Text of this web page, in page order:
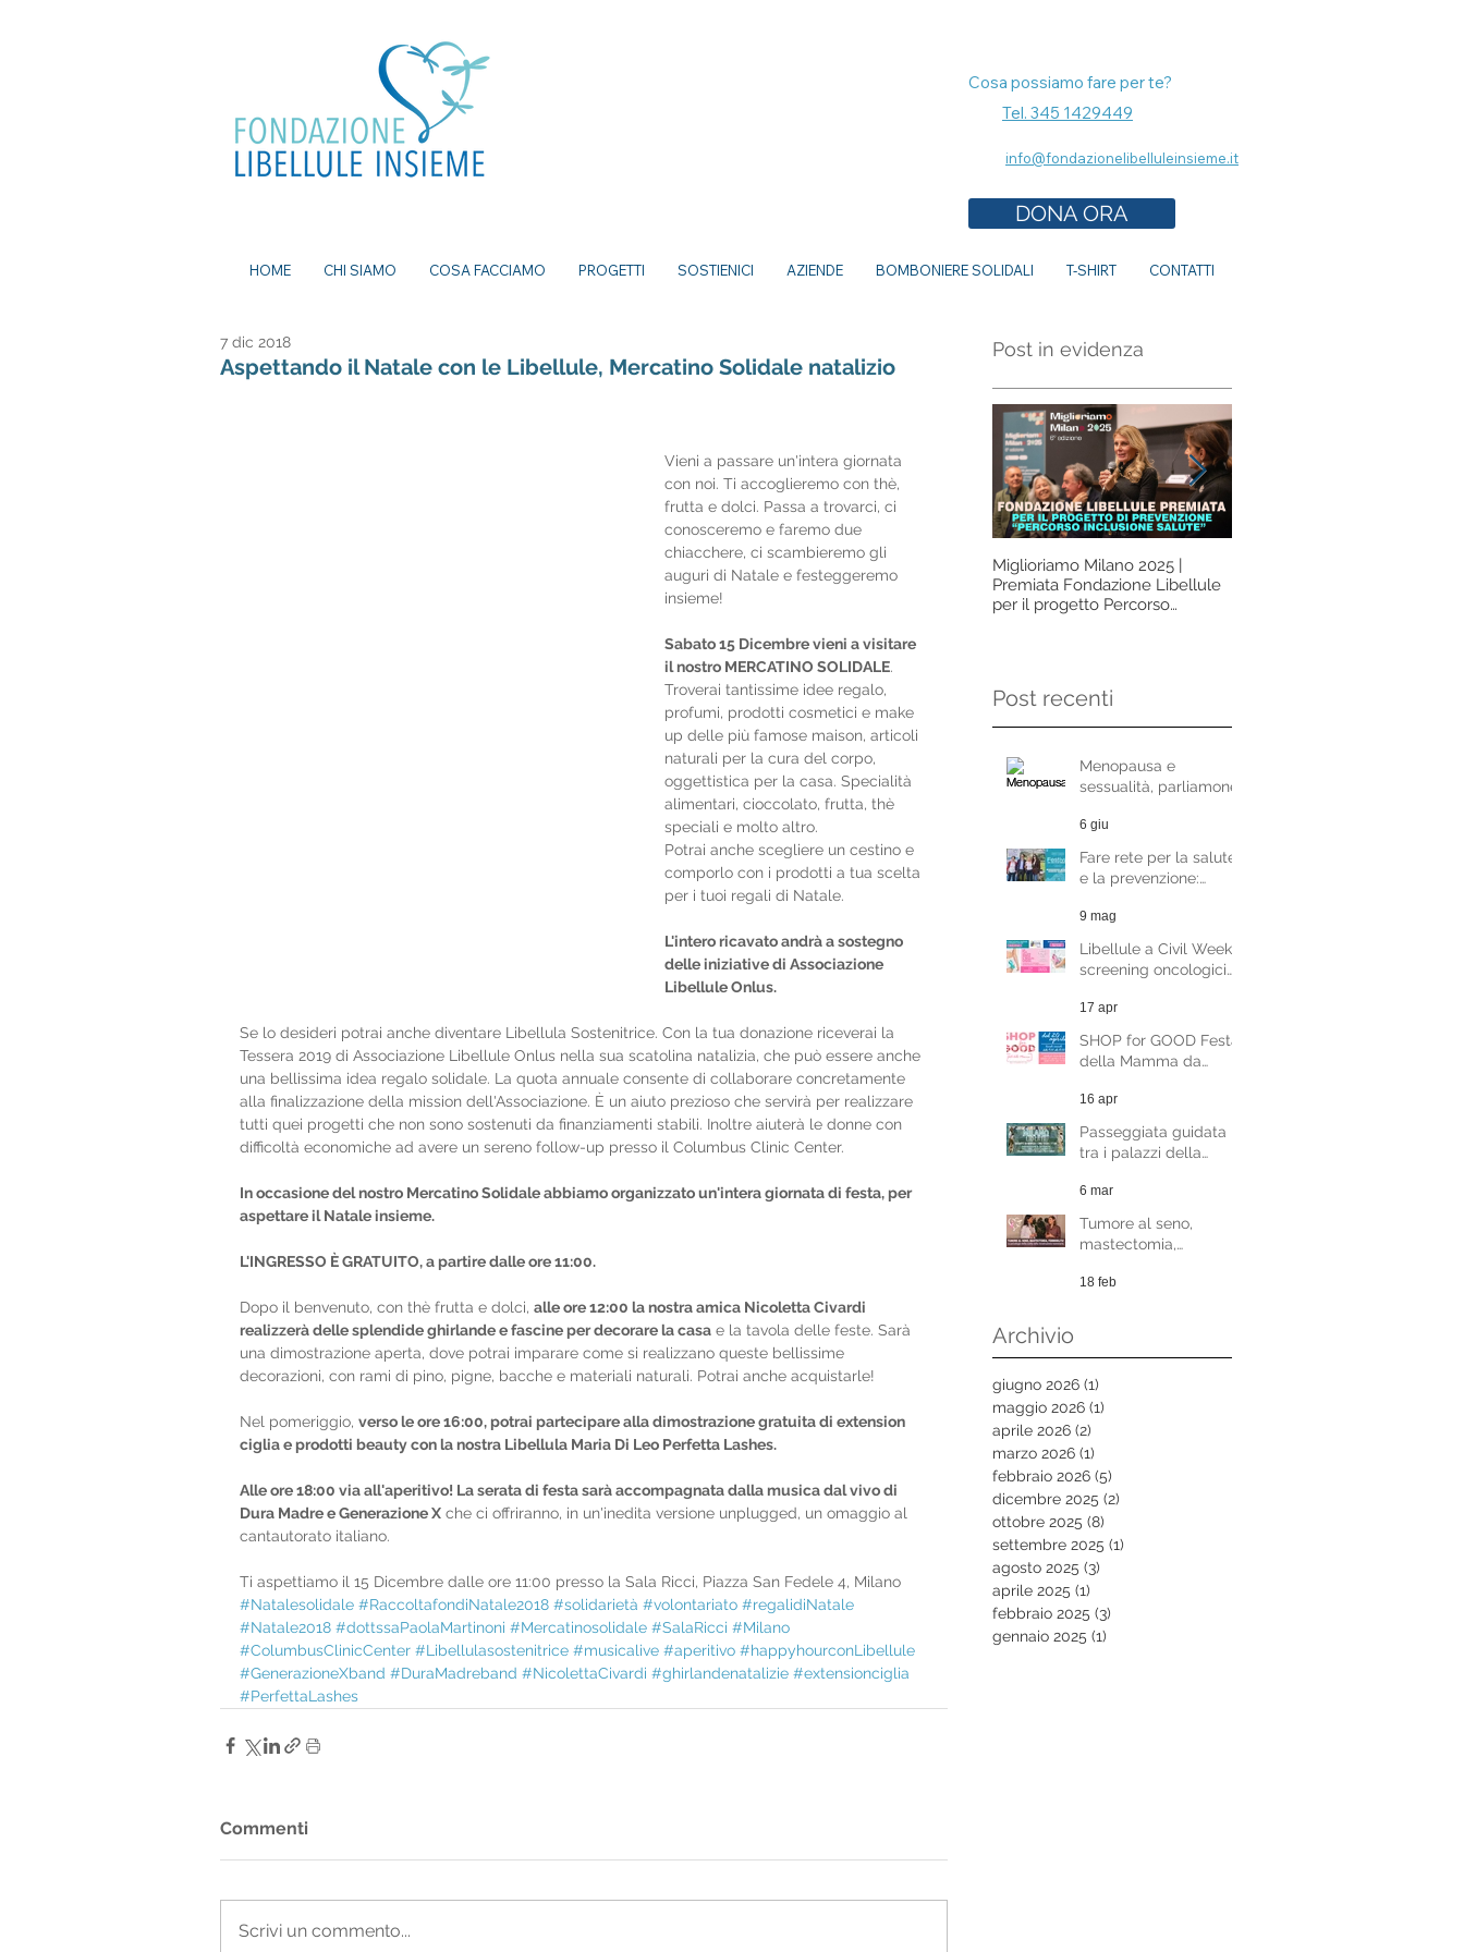
Cosa possiamo fare per te?
Tel. 345 1429449
info@fondazionelibelluleinsieme.it
DONA ORA
Aspettando il Natale con le Libellule, Mercatino Solidale natalizio
7 dic 2018
Vieni a passare un'intera giornata
con noi. Ti accoglieremo con thè,
frutta e dolci. Passa a trovarci, ci
conosceremo e faremo due
chiacchere, ci scambieremo gli
auguri di Natale e festeggeremo
insieme!
Sabato 15 Dicembre vieni a visitare
il nostro MERCATINO SOLIDALE.
Troverai tantissime idee regalo,
profumi, prodotti cosmetici e make
up delle più famose maison, articoli
naturali per la cura del corpo,
oggettistica per la casa. Specialità
alimentari, cioccolato, frutta, thè
speciali e molto altro.
Potrai anche scegliere un cestino e
comporlo con i prodotti a tua scelta
per i tuoi regali di Natale.
L'intero ricavato andrà a sostegno
delle iniziative di Associazione
Libellule Onlus.
Se lo desideri potrai anche diventare Libellula Sostenitrice. Con la tua donazione riceverai la
Tessera 2019 di Associazione Libellule Onlus nella sua scatolina natalizia, che può essere anche
una bellissima idea regalo solidale. La quota annuale consente di collaborare concretamente
alla finalizzazione della mission dell'Associazione. È un aiuto prezioso che servirà per realizzare
tutti quei progetti che non sono sostenuti da finanziamenti stabili. Inoltre aiuterà le donne con
difficoltà economiche ad avere un sereno follow-up presso il Columbus Clinic Center.
In occasione del nostro Mercatino Solidale abbiamo organizzato un'intera giornata di festa, per
aspettare il Natale insieme.
L'INGRESSO È GRATUITO, a partire dalle ore 11:00.
Dopo il benvenuto, con thè frutta e dolci, alle ore 12:00 la nostra amica Nicoletta Civardi
realizzerà delle splendide ghirlande e fascine per decorare la casa e la tavola delle feste. Sarà
una dimostrazione aperta, dove potrai imparare come si realizzano queste bellissime
decorazioni, con rami di pino, pigne, bacche e materiali naturali. Potrai anche acquistarle!
Nel pomeriggio, verso le ore 16:00, potrai partecipare alla dimostrazione gratuita di extension
ciglia e prodotti beauty con la nostra Libellula Maria Di Leo Perfetta Lashes.
Alle ore 18:00 via all'aperitivo! La serata di festa sarà accompagnata dalla musica dal vivo di
Dura Madre e Generazione X che ci offriranno, in un'inedita versione unplugged, un omaggio al
cantautorato italiano.
Ti aspettiamo il 15 Dicembre dalle ore 11:00 presso la Sala Ricci, Piazza San Fedele 4, Milano
#Natalesolidale #RaccoltafondiNatale2018 #solidarietà #volontariato #regalidiNatale
#Natale2018 #dottssaPaolaMartinoni #Mercatinosolidale #SalaRicci #Milano
#ColumbusClinicCenter #Libellulasostenitrice #musicalive #aperitivo #happyhourconLibellule
#GenerazioneXband #DuraMadreband #NicolettaCivardi #ghirlandenatalizie #extensionciglia
#PerfettaLashes
Commenti
Scrivi un commento...
Post in evidenza
Miglioriamo Milano 2025 |
Premiata Fondazione Libellule
per il progetto Percorso
Post recenti
Menopausa e
sessualità, parliamone
Raffaela Di Pace
6 giu
Fare rete per la salute
e la prevenzione:
Festival del Welfare di
Milano
9 mag
Libellule a Civil Week:
screening oncologici
17 apr
SHOP for GOOD Festa
della Mamma da
16 apr
Passeggiata guidata
tra i palazzi della
benefico
6 mar
Tumore al seno,
mastectomia,
psicologia della scelta
18 feb
Archivio
giugno 2026 (1)
maggio 2026 (1)
aprile 2026 (2)
marzo 2026 (1)
febbraio 2026 (5)
dicembre 2025 (2)
ottobre 2025 (8)
settembre 2025 (1)
agosto 2025 (3)
aprile 2025 (1)
febbraio 2025 (3)
gennaio 2025 (1)
HOME CHI SIAMO COSA FACCIAMO PROGETTI SOSTIENICI AZIENDE BOMBONIERE SOLIDALI T-SHIRT CONTATTI